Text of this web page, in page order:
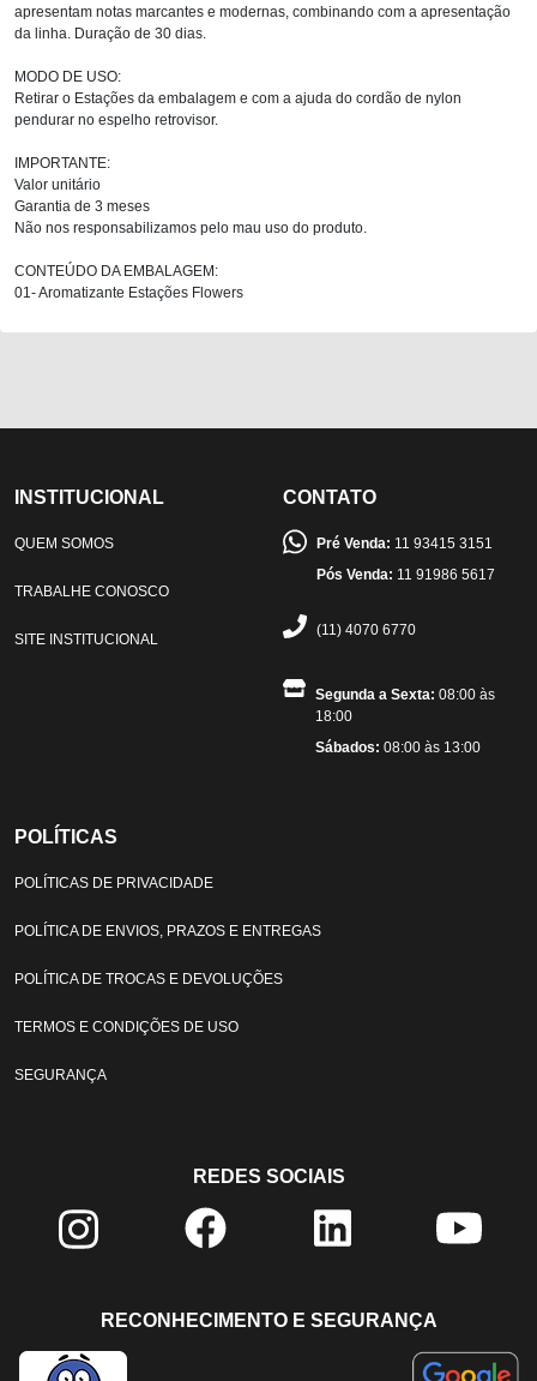
apresentam notas marcantes e modernas, combinando com a apresentação
da linha. Duração de 30 dias.
MODO DE USO:
Retirar o Estações da embalagem e com a ajuda do cordão de nylon
pendurar no espelho retrovisor.
IMPORTANTE:
Valor unitário
Garantia de 3 meses
Não nos responsabilizamos pelo mau uso do produto.
CONTEÚDO DA EMBALAGEM:
01- Aromatizante Estações Flowers
INSTITUCIONAL
QUEM SOMOS
TRABALHE CONOSCO
SITE INSTITUCIONAL
CONTATO
Pré Venda: 11 93415 3151
Pós Venda: 11 91986 5617
(11) 4070 6770
Segunda a Sexta: 08:00 às
18:00
Sábados: 08:00 às 13:00
POLÍTICAS
POLÍTICAS DE PRIVACIDADE
POLÍTICA DE ENVIOS, PRAZOS E ENTREGAS
POLÍTICA DE TROCAS E DEVOLUÇÕES
TERMOS E CONDIÇÕES DE USO
SEGURANÇA
REDES SOCIAIS
RECONHECIMENTO E SEGURANÇA